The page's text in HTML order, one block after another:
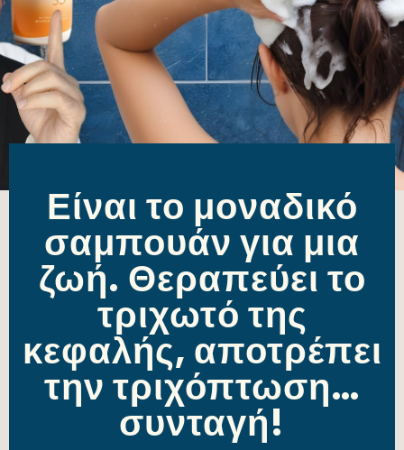
Είναι το μοναδικό
σαμπουάν για μια
ζωή. Θεραπεύει το
τριχωτό της
κεφαλής, αποτρέπει
την τριχόπτωση…
συνταγή!